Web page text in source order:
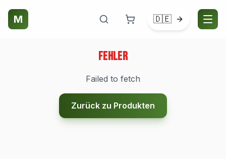
M 🇩🇪
Fehler
Failed to fetch
Zurück zu Produkten